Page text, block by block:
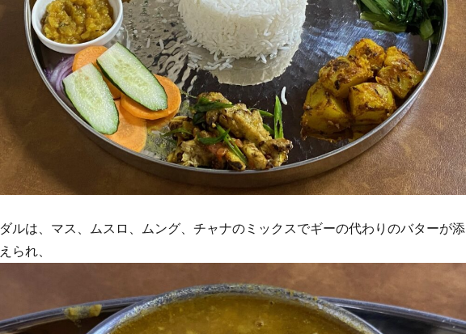
ダルは、マス、ムスロ、ムング、チャナのミックスでギーの代わりのバターが添
えられ、